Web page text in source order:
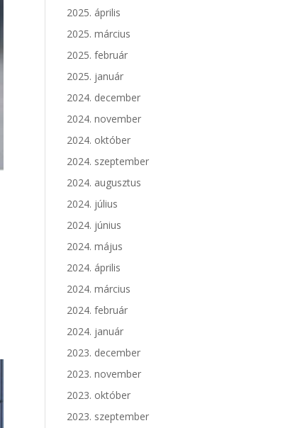
2025. április
2025. március
2025. február
2025. január
2024. december
2024. november
2024. október
2024. szeptember
2024. augusztus
2024. július
2024. június
2024. május
2024. április
2024. március
2024. február
2024. január
2023. december
2023. november
2023. október
2023. szeptember